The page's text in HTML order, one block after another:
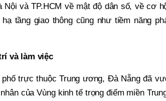
Nội và TP.HCM về mật độ dân số, về cơ
tầng giao thông cũng như tiềm năng
và làm việc
trực thuộc Trung ương, Đà Nẵng đã
của Vùng kinh tế trọng điểm miền